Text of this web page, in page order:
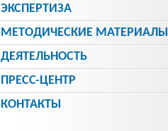
ЭКСПЕРТИЗА
МЕТОДИЧЕСКИE МАТЕРИАЛЫ
ДЕЯТЕЛЬНОСТЬ
ПРЕСС-ЦЕНТР
КОНТАКТЫ